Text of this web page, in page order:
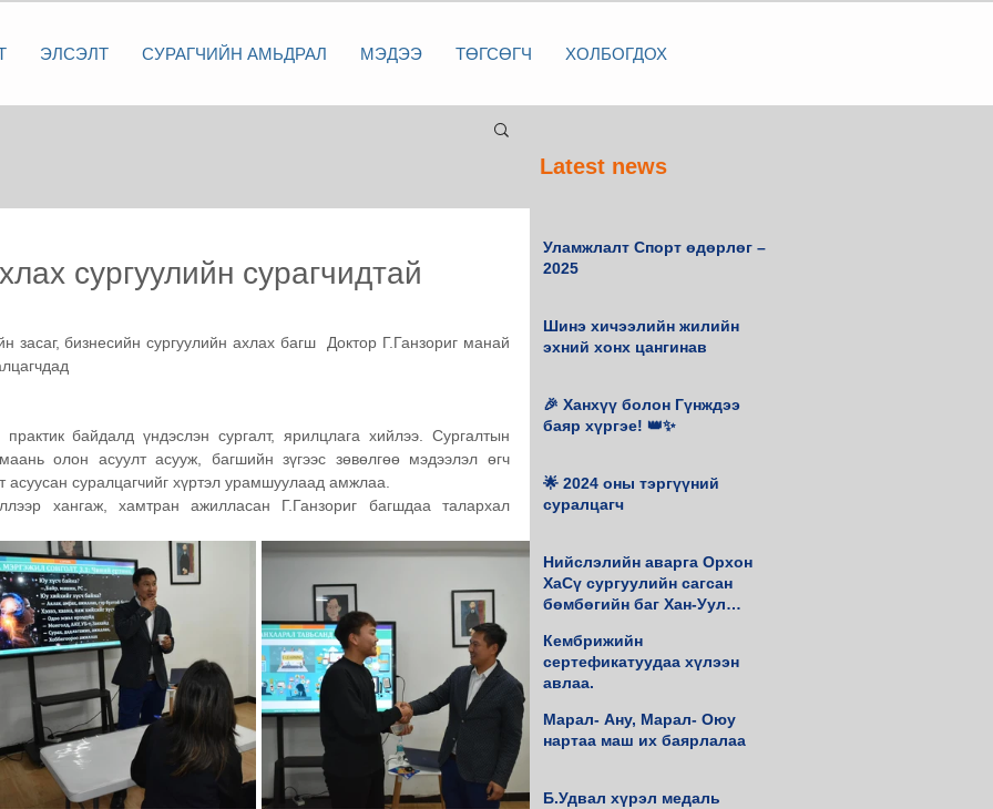
ЭЛСЭЛТ СУРАГЧИЙН АМЬДРАЛ МЭДЭЭ ТӨГСӨГЧ ХОЛБОГДОХ
сургуулийн сурагчидтай
засаг, бизнесийн сургуулийн ахлах багш  Доктор Г.Ганзориг манай
байдалд үндэслэн сургалт, ярилцлага хийлээ. Сургалтын
олон асуулт асууж, багшийн зүгээс зөвөлгөө мэдээлэл өгч
суралцагчийг хүртэл урамшуулаад амжлаа.
хангаж, хамтран ажилласан Г.Ганзориг багшдаа талархал
Latest news
Уламжлалт Спорт өдөрлөг –
2025
Шинэ хичээлийн жилийн
эхний хонх цангинав
🎉 Ханхүү болон Гүнждээ
баяр хүргэе! 👑✨
🌟 2024 оны тэргүүний
суралцагч
Нийслэлийн аварга Орхон
ХаСү сургуулийн сагсан
бөмбөгийн баг Хан-Уул
боллоо.
Кембрижийн
сертефикатуудаа хүлээн
авлаа.
Марал- Ану, Марал- Оюу
нартаа маш их баярлалаа
Б.Удвал хүрэл медаль